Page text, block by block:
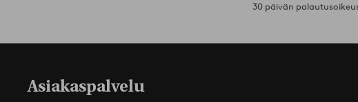
30 päivän
Asiakaspalvelu